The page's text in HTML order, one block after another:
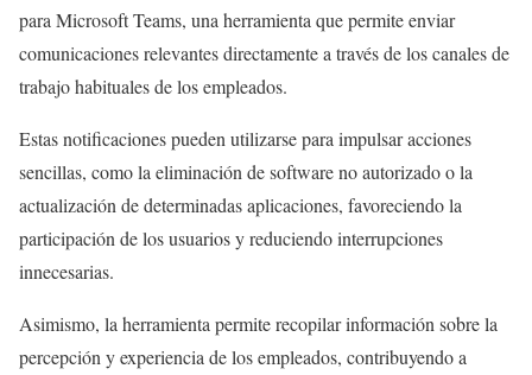
para Microsoft Teams, una herramienta que permite enviar
comunicaciones relevantes directamente a través de los canales de
trabajo habituales de los empleados.
Estas notificaciones pueden utilizarse para impulsar acciones
sencillas, como la eliminación de software no autorizado o la
actualización de determinadas aplicaciones, favoreciendo la
participación de los usuarios y reduciendo interrupciones
innecesarias.
Asimismo, la herramienta permite recopilar información sobre la
percepción y experiencia de los empleados, contribuyendo a